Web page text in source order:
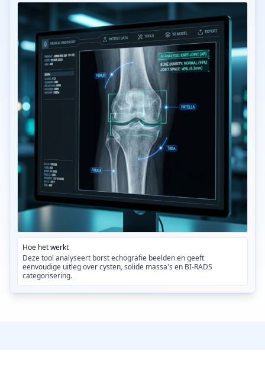
Hoe het werkt
Deze tool analyseert borst echografie beelden en geeft
eenvoudige uitleg over cysten, solide massa's en BI-RADS
categorisering.